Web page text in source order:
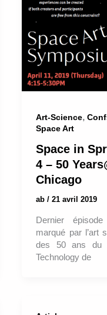
Art-Science,
Space Art
Space in
4 – 50
Chicago
ab/21 avril 2019
Dernier
marqué par l’art
des 50 ans du
Technology de